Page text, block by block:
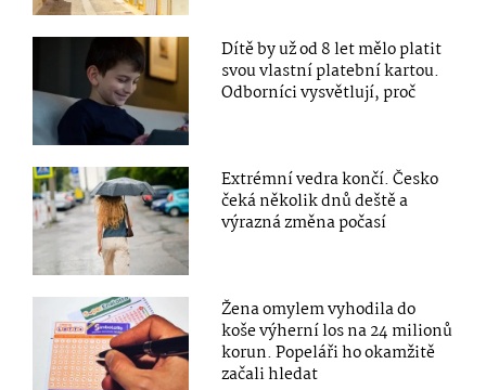
Dítě by už od 8 let mělo platit
svou vlastní platební kartou.
Odborníci vysvětlují, proč
Extrémní vedra končí. Česko
čeká několik dnů deště a
výrazná změna počasí
Žena omylem vyhodila do
koše výherní los na 24 milionů
korun. Popeláři ho okamžitě
začali hledat